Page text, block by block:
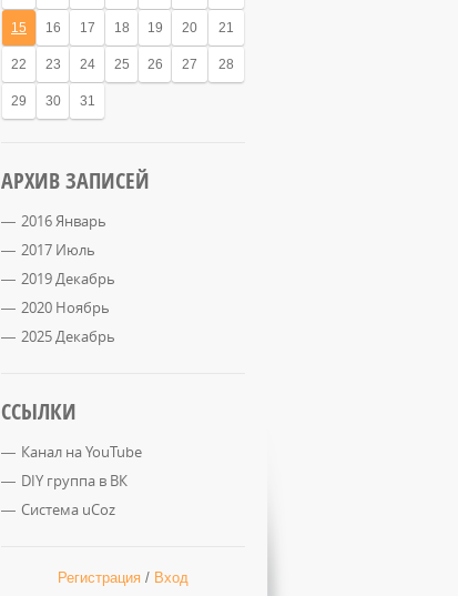
15 16 17 18 19 20 21
22 23 24 25 26 27 28
29 30 31
АРХИВ ЗАПИСЕЙ
2016 Январь
2017 Июль
2019 Декабрь
2020 Ноябрь
2025 Декабрь
ССЫЛКИ
Канал на YouTube
DIY группа в ВК
Система uCoz
Регистрация / Вход